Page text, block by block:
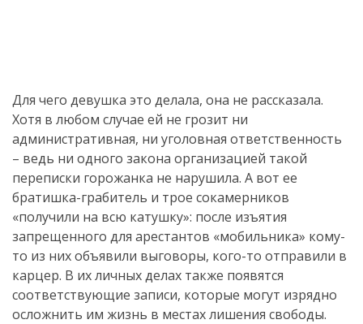
Для чего девушка это делала, она не рассказала.
Хотя в любом случае ей не грозит ни
административная, ни уголовная ответственность
– ведь ни одного закона организацией такой
переписки горожанка не нарушила. А вот ее
братишка-грабитель и трое сокамерников
«получили на всю катушку»: после изъятия
запрещенного для арестантов «мобильника» кому-
то из них объявили выговоры, кого-то отправили в
карцер. В их личных делах также появятся
соответствующие записи, которые могут изрядно
осложнить им жизнь в местах лишения свободы.